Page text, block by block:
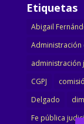
Etiquetas
Abigail
Administración
administración
CGPJ
Delgado
Fe pública